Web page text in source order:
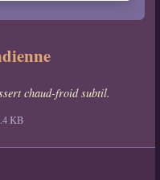
chaud-froid subtil.
KB